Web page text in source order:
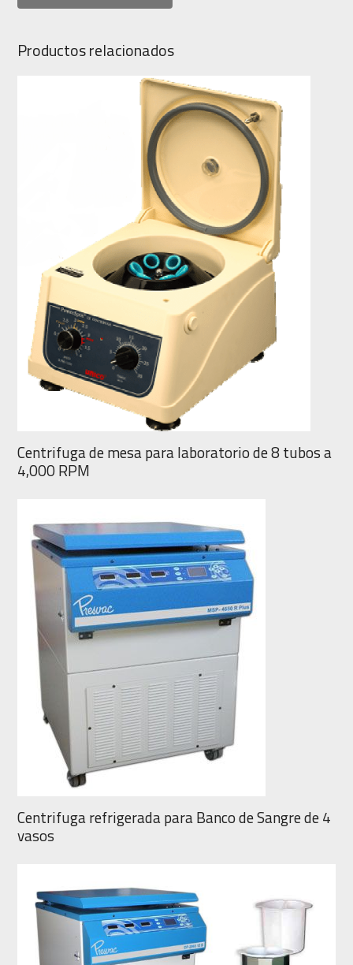
Productos relacionados
Centrifuga de mesa para laboratorio de 8 tubos a
4,000 RPM
Centrifuga refrigerada para Banco de Sangre de 4
vasos